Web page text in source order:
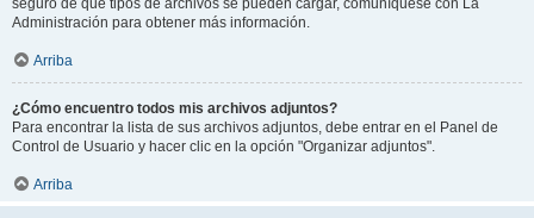
seguro de que tipos de archivos se pueden cargar, comuníquese con La
Administración para obtener más información.
Arriba
¿Cómo encuentro todos mis archivos adjuntos?
Para encontrar la lista de sus archivos adjuntos, debe entrar en el Panel de
Control de Usuario y hacer clic en la opción "Organizar adjuntos".
Arriba